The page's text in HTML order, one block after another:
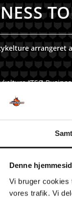
Denne
Vi bruger cookies
vores trafik. Vi
arrangeret
“TSØ
Falster samt 2 x
7 ryttere på
finder sit eget
motion.
175,- kr. pr. gang
etape.